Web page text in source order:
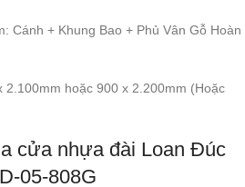
Cánh + Khung Bao + Phủ Vân Gỗ Hoàn
hoặc 900 x 2.200mm (Hoặc
cửa nhựa đài Loan Đúc
05-808G